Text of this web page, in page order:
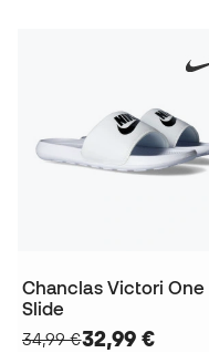
Chanclas Victori One
Slide
34,99 €32,99 €